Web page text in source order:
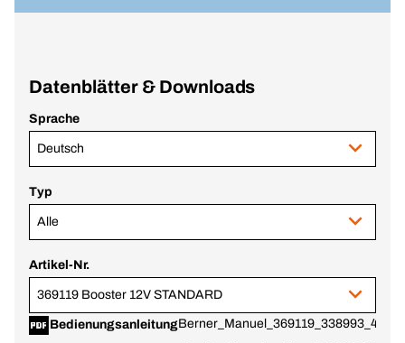
Datenblätter & Downloads
Sprache
Deutsch
Typ
Alle
Artikel-Nr.
369119 Booster 12V STANDARD
Bedienungsanleitung